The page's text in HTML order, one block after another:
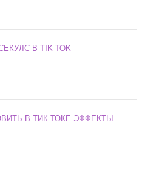
В TIK TOK
В ТИК ТОКЕ ЭФФЕКТЫ